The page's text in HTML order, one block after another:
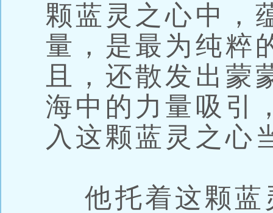
颗蓝灵之心中，
量，是最为纯粹
且，还散发出蒙
海中的力量吸引
入这颗蓝灵之心
他托着这颗蓝